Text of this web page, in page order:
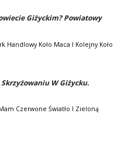
Giżyckim? Powiatowy
Handlowy Koło Maca I Kolejny Koło
W Giżycku.
Czerwone Światło I Zieloną